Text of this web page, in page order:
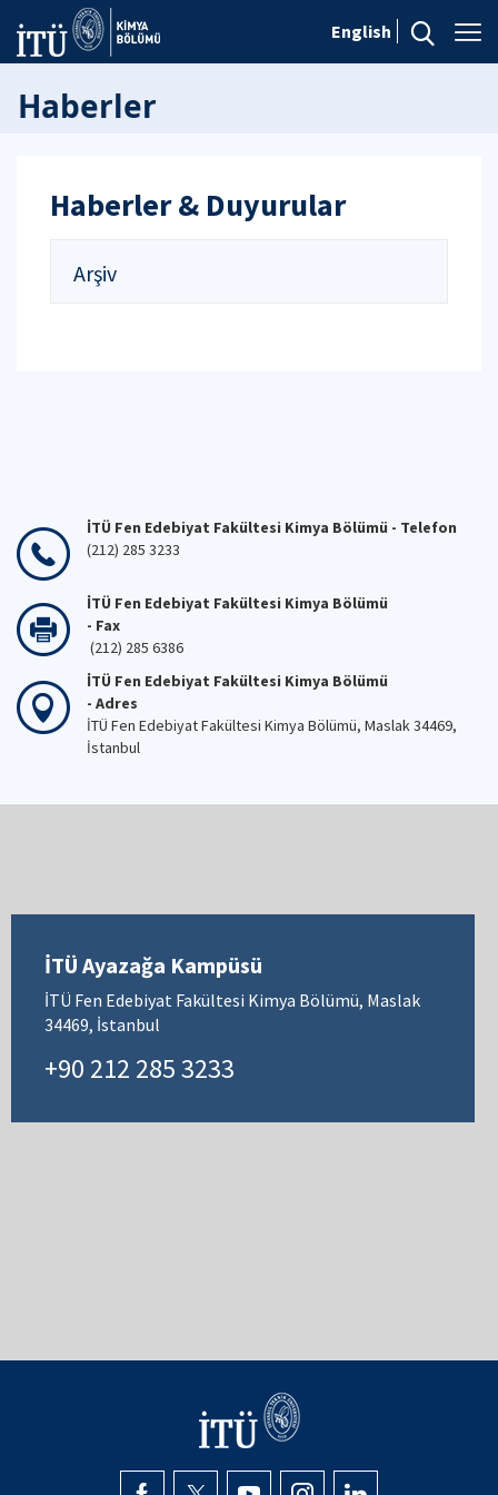
English
Haberler
Haberler & Duyurular
Arşiv
İTÜ Fen Edebiyat Fakültesi Kimya Bölümü - Telefon
(212) 285 3233
İTÜ Fen Edebiyat Fakültesi Kimya Bölümü
- Fax
(212) 285 6386
İTÜ Fen Edebiyat Fakültesi Kimya Bölümü
- Adres
İTÜ Fen Edebiyat Fakültesi Kimya Bölümü, Maslak 34469,
İstanbul
İTÜ Ayazağa Kampüsü
İTÜ Fen Edebiyat Fakültesi Kimya Bölümü, Maslak
34469, İstanbul
+90 212 285 3233